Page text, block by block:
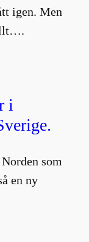
igen. Men
i
som
en ny